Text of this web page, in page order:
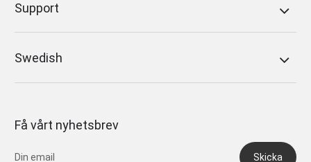
Support
Swedish
Få vårt nyhetsbrev
Skicka